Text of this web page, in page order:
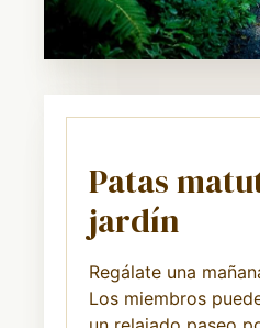
Patas
jardín
Regálate una
Los miembros